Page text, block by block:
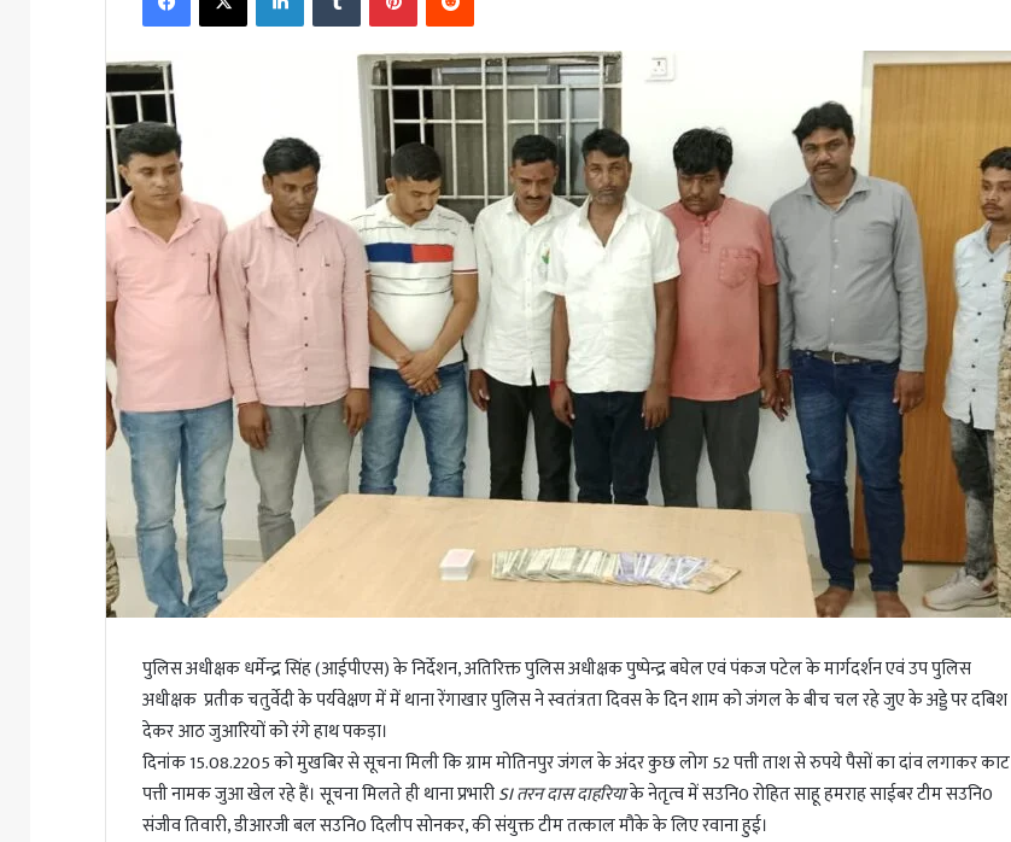
पुलिस अधीक्षक धर्मेन्द्र सिंह (आईपीएस) के निर्देशन, अतिरिक्त पुलिस अधीक्षक पुष्पेन्द्र बघेल एवं पंकज पटेल के मार्गदर्शन एवं उप पुलिस
अधीक्षक प्रतीक चतुर्वेदी के पर्यवेक्षण में में थाना रेंगाखार पुलिस ने स्वतंत्रता दिवस के दिन शाम को जंगल के बीच चल रहे जुए के अड्डे पर दबिश
देकर आठ जुआरियों को रंगे हाथ पकड़ा।
दिनांक 15.08.2205 को मुखबिर से सूचना मिली कि ग्राम मोतिनपुर जंगल के अंदर कुछ लोग 52 पत्ती ताश से रुपये पैसों का दांव लगाकर काट
पत्ती नामक जुआ खेल रहे हैं। सूचना मिलते ही थाना प्रभारीSI तरन दास दाहरियाके नेतृत्व में सउनि0 रोहित साहू हमराह साईबर टीम सउनि0
संजीव तिवारी, डीआरजी बल सउनि0 दिलीप सोनकर, की संयुक्त टीम तत्काल मौके के लिए रवाना हुई।